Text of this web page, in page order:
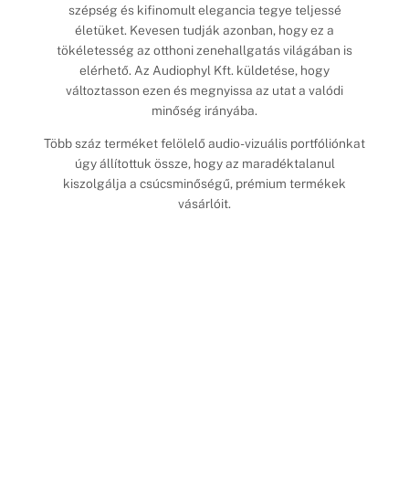
szépség és kifinomult elegancia tegye teljessé
életüket. Kevesen tudják azonban, hogy ez a
tökéletesség az otthoni zenehallgatás világában is
elérhető. Az Audiophyl Kft. küldetése, hogy
változtasson ezen és megnyissa az utat a valódi
minőség irányába.
Több száz terméket felölelő audio-vizuális portfóliónkat
úgy állítottuk össze, hogy az maradéktalanul
kiszolgálja a csúcsminőségű, prémium termékek
vásárlóit.